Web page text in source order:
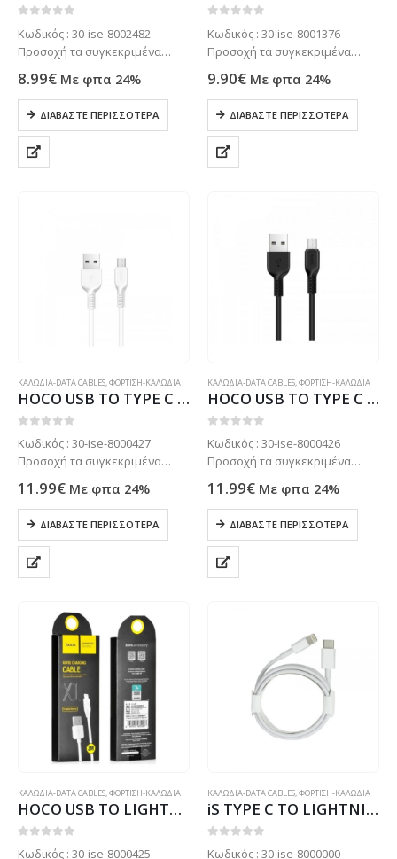
Κωδικός : 30-ise-8002482
Προσοχή τα συγκεκριμένα
ετοιμοπαράδοτα στο
κατάστημα μας . Μόνο με
παραγγελία. Τηλεφωνήστε για
πιο σίγουρα στο: 2102799890
8.99€ Με φπα 24%
ΔΙΑΒΆΣΤΕ ΠΕΡΙΣΣΌΤΕΡΑ
Κωδικός : 30-ise-8001376
Προσοχή τα συγκεκριμένα
ετοιμοπαράδοτα στο
κατάστημα μας . Μόνο με
παραγγελία. Τηλεφωνήστε για
πιο σίγουρα στο: 2102799890
9.90€ Με φπα 24%
ΔΙΑΒΆΣΤΕ ΠΕΡΙΣΣΌΤΕΡΑ
ΚΑΛΩΔΙΑ-DATA CABLES,ΦΟΡΤΙΣΗ-ΚΑΛΩΔΙΑ
HOCO USB TO TYPE C DATA CABLE 1m SPEED X20 white
Κωδικός : 30-ise-8000427
Προσοχή τα συγκεκριμένα
ετοιμοπαράδοτα στο
κατάστημα μας . Μόνο με
παραγγελία. Τηλεφωνήστε για
πιο σίγουρα στο: 2102799890
11.99€ Με φπα 24%
ΔΙΑΒΆΣΤΕ ΠΕΡΙΣΣΌΤΕΡΑ
ΚΑΛΩΔΙΑ-DATA CABLES,ΦΟΡΤΙΣΗ-ΚΑΛΩΔΙΑ
HOCO USB TO TYPE C DATA CABLE 1m SPEED X20 black
Κωδικός : 30-ise-8000426
Προσοχή τα συγκεκριμένα
ετοιμοπαράδοτα στο
κατάστημα μας . Μόνο με
παραγγελία. Τηλεφωνήστε για
πιο σίγουρα στο: 2102799890
11.99€ Με φπα 24%
ΔΙΑΒΆΣΤΕ ΠΕΡΙΣΣΌΤΕΡΑ
ΚΑΛΩΔΙΑ-DATA CABLES,ΦΟΡΤΙΣΗ-ΚΑΛΩΔΙΑ
HOCO USB TO LIGHTNING DATA CABLE 1m white
Κωδικός : 30-ise-8000425
ΚΑΛΩΔΙΑ-DATA CABLES,ΦΟΡΤΙΣΗ-ΚΑΛΩΔΙΑ
iS TYPE C TO LIGHTNING DATA CABLE 1m white
Κωδικός : 30-ise-8000000